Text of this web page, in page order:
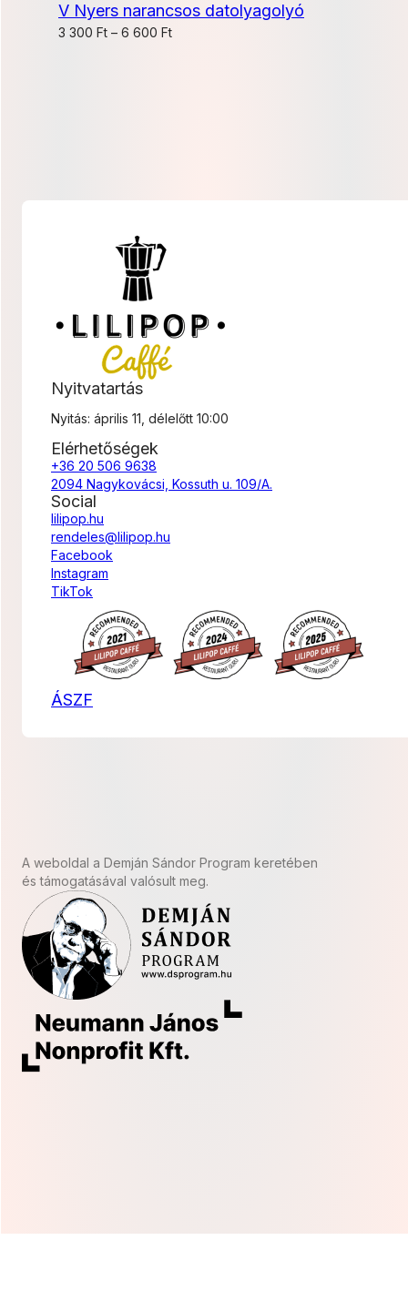
V Nyers narancsos datolyagolyó
3 300 Ft – 6 600 FtÁrtartomány:
Nyitvatartás
Nyitás: április 11, délelőtt 10:00
Elérhetőségek
+36 20 506 9638
2094 Nagykovácsi, Kossuth u. 109/A.
Social
lilipop.hu
rendeles@lilipop.hu
Facebook
Instagram
TikTok
ÁSZF
A weboldal a Demján Sándor Program keretében
és támogatásával valósult meg.